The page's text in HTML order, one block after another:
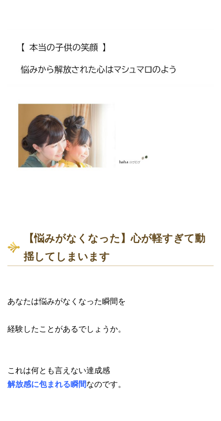
【悩みがなくなった】心が軽すぎて動
揺してしまいます
あなたは悩みがなくなった瞬間を
経験したことがあるでしょうか。
これは何とも言えない達成感
解放感に包まれる瞬間なのです。